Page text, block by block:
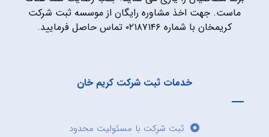
ماست. جهت اخذ مشاوره رایگان از موسسه ثبت شرکت
کریمخان با شماره ۰۲۱۸۷۱۴۶ تماس حاصل فرمایید.
خدمات ثبت شرکت کریم خان
ثبت شرکت با مسئولیت محدود